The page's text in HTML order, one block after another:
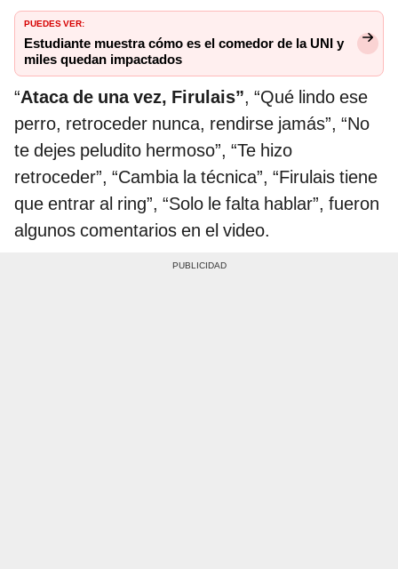
PUEDES VER:
Estudiante muestra cómo es el comedor de la UNI y
miles quedan impactados
“Ataca de una vez, Firulais”, “Qué lindo ese
perro, retroceder nunca, rendirse jamás”, “No
te dejes peludito hermoso”, “Te hizo
retroceder”, “Cambia la técnica”, “Firulais tiene
que entrar al ring”, “Solo le falta hablar”, fueron
algunos comentarios en el video.